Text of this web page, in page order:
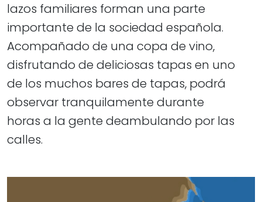
lazos familiares forman una parte
importante de la sociedad española.
Acompañado de una copa de vino,
disfrutando de deliciosas tapas en uno
de los muchos bares de tapas, podrá
observar tranquilamente durante
horas a la gente deambulando por las
calles.